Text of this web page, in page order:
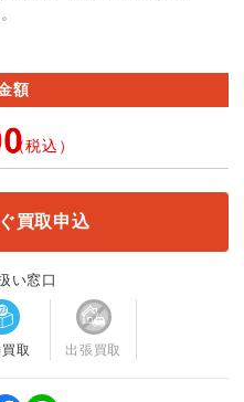
額
（税込）
買取申込
い窓口
買取 出張買取